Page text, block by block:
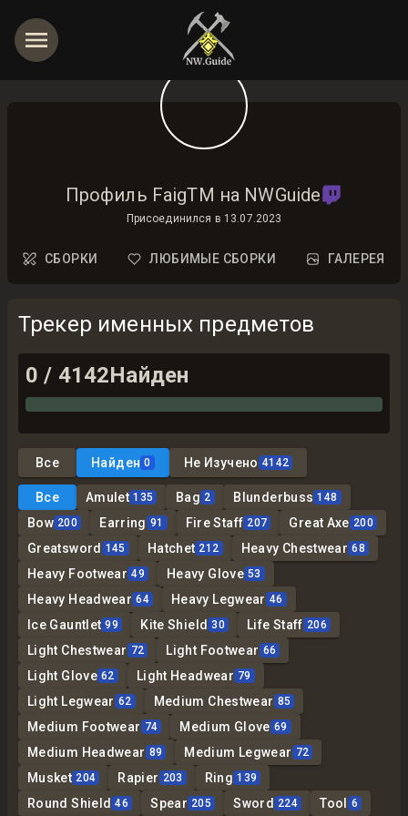
Профиль FaigTM на NWGuide
Присоединился в 13.07.2023
СБОРКИ ЛЮБИМЫЕ СБОРКИ ГАЛЕРЕЯ
Трекер именных предметов
0 / 4142Найден
Все Найден 0 Не Изучено 4142
Все Amulet 135 Bag 2 Blunderbuss 148
Bow 200 Earring 91 Fire Staff 207 Great Axe 200
Greatsword 145 Hatchet 212 Heavy Chestwear 68
Heavy Footwear 49 Heavy Glove 53
Heavy Headwear 64 Heavy Legwear 46
Ice Gauntlet 99 Kite Shield 30 Life Staff 206
Light Chestwear 72 Light Footwear 66
Light Glove 62 Light Headwear 79
Light Legwear 62 Medium Chestwear 85
Medium Footwear 74 Medium Glove 69
Medium Headwear 89 Medium Legwear 72
Musket 204 Rapier 203 Ring 139
Round Shield 46 Spear 205 Sword 224 Tool 6